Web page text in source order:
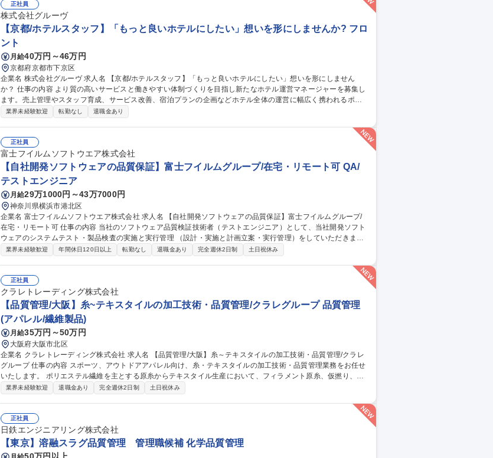
正社員
株式会社グルーヴ
【京都/ホテルスタッフ】「もっと良いホテルにしたい」想いを形にしませんか? フロ
ント
月給40万円～46万円
京都府京都市下京区
企業名 株式会社グルーヴ 求人名 【京都/ホテルスタッフ】「もっと良いホテルにしたい」想いを形にしません
か？ 仕事の内容 より質の高いサービスと働きやすい体制づくりを目指し新たなホテル運営マネージャーを募集し
ます。売上管理やスタッフ育成、サービス改善、宿泊プランの企画などホテル全体の運営に幅広く携われるポジ
ションです。 ＞＞仕事内容＜＜ ホテル運営全般をお任せします！ ■ホテル全体の運営管理 ■アルバイトスタッフ
上に向けた改善 ■施設/設備の維持管理 ■地域との連携やイベント企画 ■フロント業務のフォロー ■安全/衛生管理 ■
本社との連携 ■備品等の在庫管理/発注業務 ■電話/メール対応 ■清掃業務など 募集職種 【京都/ホテルスタッフ】
「もっと良いホテルにしたい」想いを形にしませんか？
業界未経験歓迎 転勤なし 退職金あり
正社員
富士フイルムソフトウエア株式会社
【自社開発ソフトウェアの品質保証】富士フイルムグループ/在宅・リモート可 QA/
テストエンジニア
月給29万1000円～43万7000円
神奈川県横浜市港北区
企業名 富士フイルムソフトウエア株式会社 求人名 【自社開発ソフトウェアの品質保証】富士フイルムグループ/
在宅・リモート可 仕事の内容 当社のソフトウェア品質検証技術者（テストエンジニア）として、当社開発ソフト
ウェアのシステムテスト・製品検査の実施と実行管理 （設計・実施と計画立案・実行管理）をしていただきま
す。 【業務詳細】品質・効率（ex. テスト自動化）の向上や、今後のCloud/AI/IoT/DevOps時代のテスト・品質保
【自社開発ソフトウェアの品質保証】富士フイルムグループ/在宅・リモート可
業界未経験歓迎 年間休日120日以上 転勤なし 退職金あり 完全週休2日制 土日祝休み
正社員
クラレトレーディング株式会社
【品質管理/大阪】糸~テキスタイルの加工技術・品質管理/クラレグループ 品質管理
(アパレル/繊維製品)
月給35万円～50万円
大阪府大阪市北区
企業名 クラレトレーディング株式会社 求人名 【品質管理/大阪】糸～テキスタイルの加工技術・品質管理/クラレ
グループ 仕事の内容 スポーツ、アウトドアアパレル向け、糸・テキスタイルの加工技術・品質管理業務をお任せ
いたします。 ポリエステル繊維を主とする原糸からテキスタイル生産において、フィラメント原糸、仮撚り、紡
績、織、編、染などの協力外注工場と連携し、加工技術対応や品質管理に従事。 ■出張：主に国内 3回前後/月。海
業界未経験歓迎 退職金あり 完全週休2日制 土日祝休み
正社員
日鉄エンジニアリング株式会社
【東京】溶融スラグ品質管理 管理職候補 化学品質管理